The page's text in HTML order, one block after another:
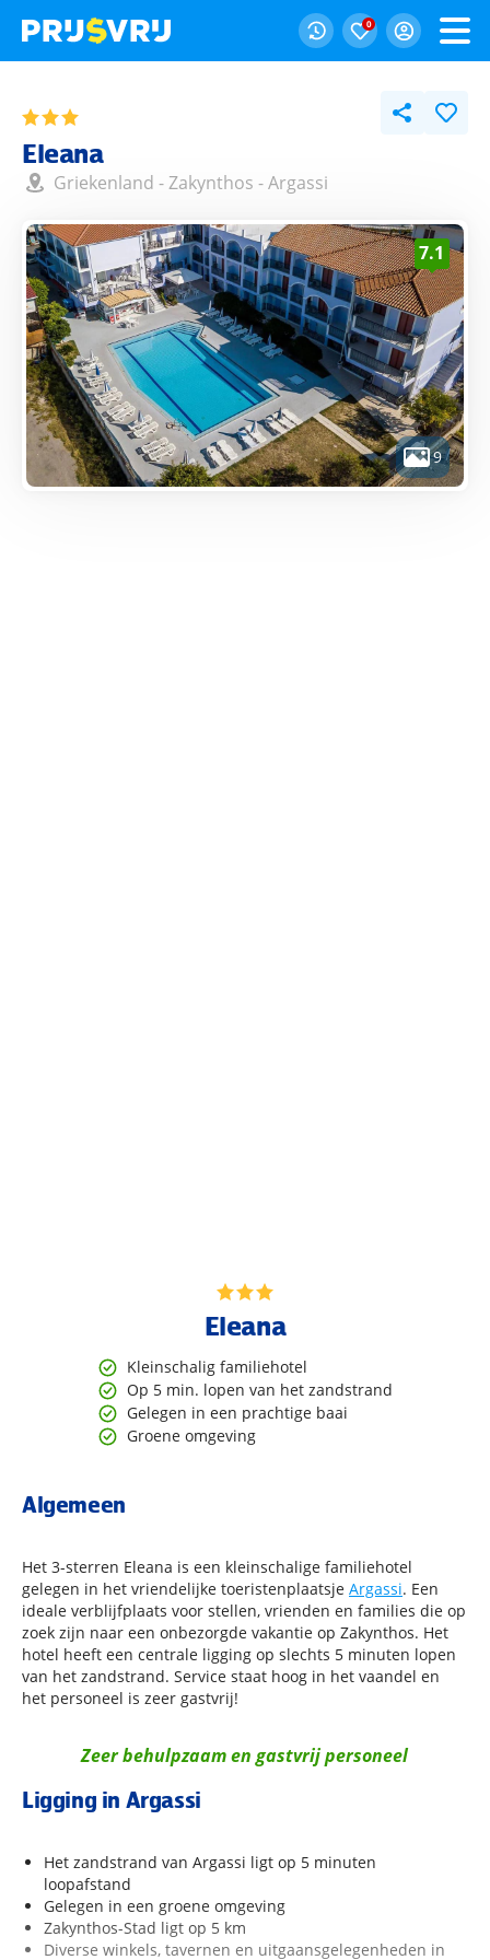
0
Eleana
Griekenland -Zakynthos -Argassi
9
7.1
Eleana
Kleinschalig familiehotel
Op 5 min. lopen van het zandstrand
Gelegen in een prachtige baai
Groene omgeving
Algemeen
Het 3-sterren Eleana is een kleinschalige familiehotel
gelegen in het vriendelijke toeristenplaatsje Argassi. Een
ideale verblijfplaats voor stellen, vrienden en families die op
zoek zijn naar een onbezorgde vakantie op Zakynthos. Het
hotel heeft een centrale ligging op slechts 5 minuten lopen
van het zandstrand. Service staat hoog in het vaandel en
het personeel is zeer gastvrij!
Zeer behulpzaam en gastvrij personeel
Ligging in Argassi
Het zandstrand van Argassi ligt op 5 minuten
loopafstand
Gelegen in een groene omgeving
Zakynthos-Stad ligt op 5 km
Diverse winkels, tavernen en uitgaansgelegenheden in